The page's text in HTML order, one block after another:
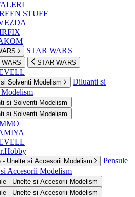
STUFF
STAR WARS
STAR WARS
Solventi Modelism
Diluanti si
si Solventi Modelism
si Solventi Modelism
- Unelte si Accesorii Modelism
Pensule
Accesorii Modelism
- Unelte si Accesorii Modelism
- Unelte si Accesorii Modelism